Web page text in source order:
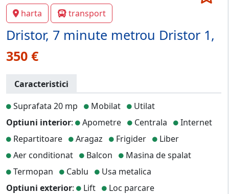
harta transport
Dristor, 7 minute metrou Dristor 1,
350 €
Caracteristici
Suprafata 20 mp
Mobilat
Utilat
Optiuni interior: Apometre Centrala
Internet
Repartitoare
Aragaz Frigider
Liber
Aer conditionat
Balcon
Masina de spalat
Termopan
Cablu
Usa metalica
Optiuni exterior: Lift
Loc parcare